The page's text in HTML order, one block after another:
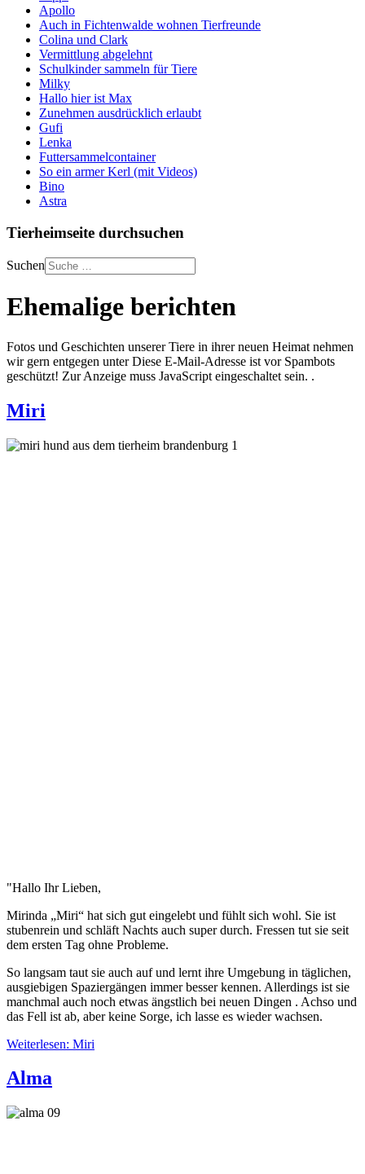
Apollo
Auch in Fichtenwalde wohnen Tierfreunde
Colina und Clark
Vermittlung abgelehnt
Schulkinder sammeln für Tiere
Milky
Hallo hier ist Max
Zunehmen ausdrücklich erlaubt
Gufi
Lenka
Futtersammelcontainer
So ein armer Kerl (mit Videos)
Bino
Astra
Tierheimseite durchsuchen
Suchen
Ehemalige berichten
Fotos und Geschichten unserer Tiere in ihrer neuen Heimat nehmen
wir gern entgegen unterDiese E-Mail-Adresse ist vor Spambots
geschützt! Zur Anzeige muss JavaScript eingeschaltet sein. .
Miri
"Hallo Ihr Lieben,
Mirinda „Miri“ hat sich gut eingelebt und fühlt sich wohl. Sie ist
stubenrein und schläft Nachts auch super durch. Fressen tut sie seit
dem ersten Tag ohne Probleme.
So langsam taut sie auch auf und lernt ihre Umgebung in täglichen,
ausgiebigen Spaziergängen immer besser kennen. Allerdings ist sie
manchmal auch noch etwas ängstlich bei neuen Dingen . Achso und
das Fell ist ab, aber keine Sorge, ich lasse es wieder wachsen.
Weiterlesen: Miri
Alma